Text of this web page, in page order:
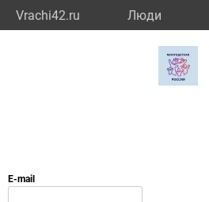
Vrachi42.ru Люди